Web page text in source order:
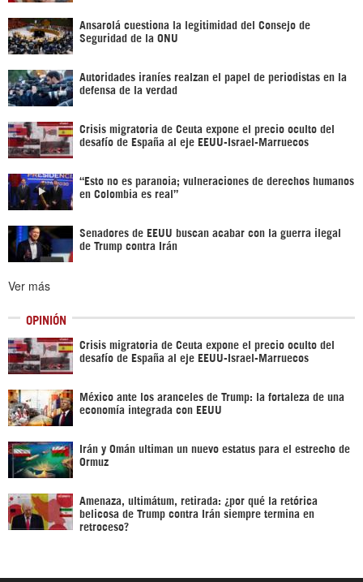
Ansarolá cuestiona la legitimidad del Consejo de
Seguridad de la ONU
Autoridades iraníes realzan el papel de periodistas en la
defensa de la verdad
Crisis migratoria de Ceuta expone el precio oculto del
desafío de España al eje EEUU-Israel-Marruecos
“Esto no es paranoia; vulneraciones de derechos humanos
en Colombia es real”
Senadores de EEUU buscan acabar con la guerra ilegal
de Trump contra Irán
Ver más
OPINIÓN
Crisis migratoria de Ceuta expone el precio oculto del
desafío de España al eje EEUU-Israel-Marruecos
México ante los aranceles de Trump: la fortaleza de una
economía integrada con EEUU
Irán y Omán ultiman un nuevo estatus para el estrecho de
Ormuz
Amenaza, ultimátum, retirada: ¿por qué la retórica
belicosa de Trump contra Irán siempre termina en
retroceso?